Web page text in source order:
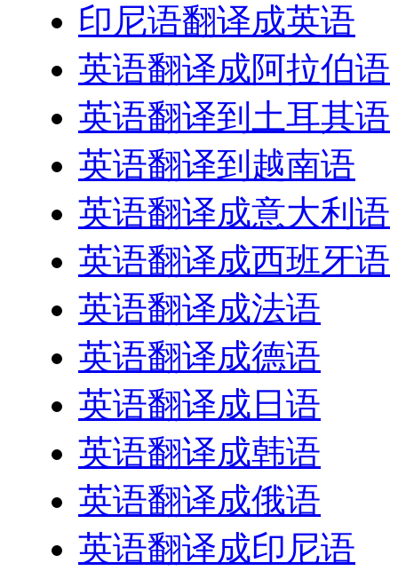
印尼语翻译成英语
英语翻译成阿拉伯语
英语翻译到土耳其语
英语翻译到越南语
英语翻译成意大利语
英语翻译成西班牙语
英语翻译成法语
英语翻译成德语
英语翻译成日语
英语翻译成韩语
英语翻译成俄语
英语翻译成印尼语